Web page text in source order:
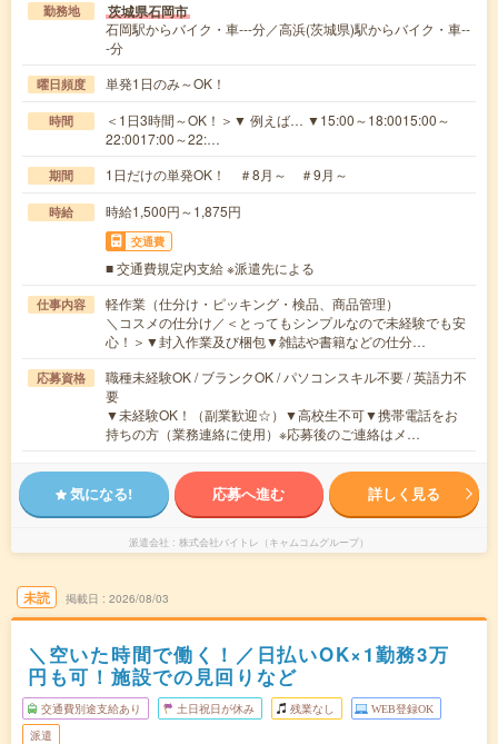
勤務地 茨城県石岡市
石岡駅からバイク・車---分／高浜(茨城県)駅からバイク・車--
-分
曜日頻度 単発1日のみ～OK！
時間
＜1日3時間～OK！＞▼ 例えば… ▼15:00～18:0015:00～
22:0017:00～22:…
期間 1日だけの単発OK！ ＃8月～ ＃9月～
時給 時給1,500円～1,875円
交通費
■ 交通費規定内支給 ※派遣先による
仕事内容
軽作業（仕分け・ピッキング・検品、商品管理）
＼コスメの仕分け／＜とってもシンプルなので未経験でも安
心！＞▼封入作業及び梱包▼雑誌や書籍などの仕分…
応募資格
職種未経験OK / ブランクOK / パソコンスキル不要 / 英語力不
要
▼未経験OK！（副業歓迎☆）▼高校生不可▼携帯電話をお
持ちの方（業務連絡に使用）※応募後のご連絡はメ…
気になる! 応募へ進む 詳しく見る
派遣会社 株式会社バイトレ（キャムコムグループ）
未読 掲載日 2026/08/03
＼空いた時間で働く！／日払いOK×1勤務3万
円も可！施設での見回りなど
交通費別途支給あり 土日祝日が休み 残業なし WEB登録OK
派遣